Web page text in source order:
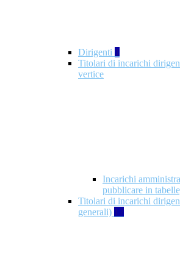
Dirigenti 1
Titolari di incarichi
vertice
Incarichi
pubblicare in
Titolari di incarichi
generali) 17